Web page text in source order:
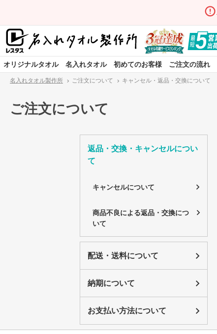
オリジナルタオル 名入れタオル 初めてのお客様 ご注文の流れ
名入れタオル製作所 ご注文について キャンセル・返品・交換について
ご注文について
返品・交換・キャンセルについ
て
キャンセルについて
商品不良による返品・交換につ
いて
配送・送料について
納期について
お支払い方法について